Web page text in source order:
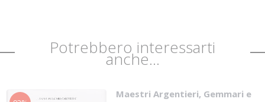
Potrebbero interessarti
anche...
Maestri Argentieri, Gemmari e